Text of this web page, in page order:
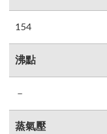
154
沸點
－
蒸氣壓